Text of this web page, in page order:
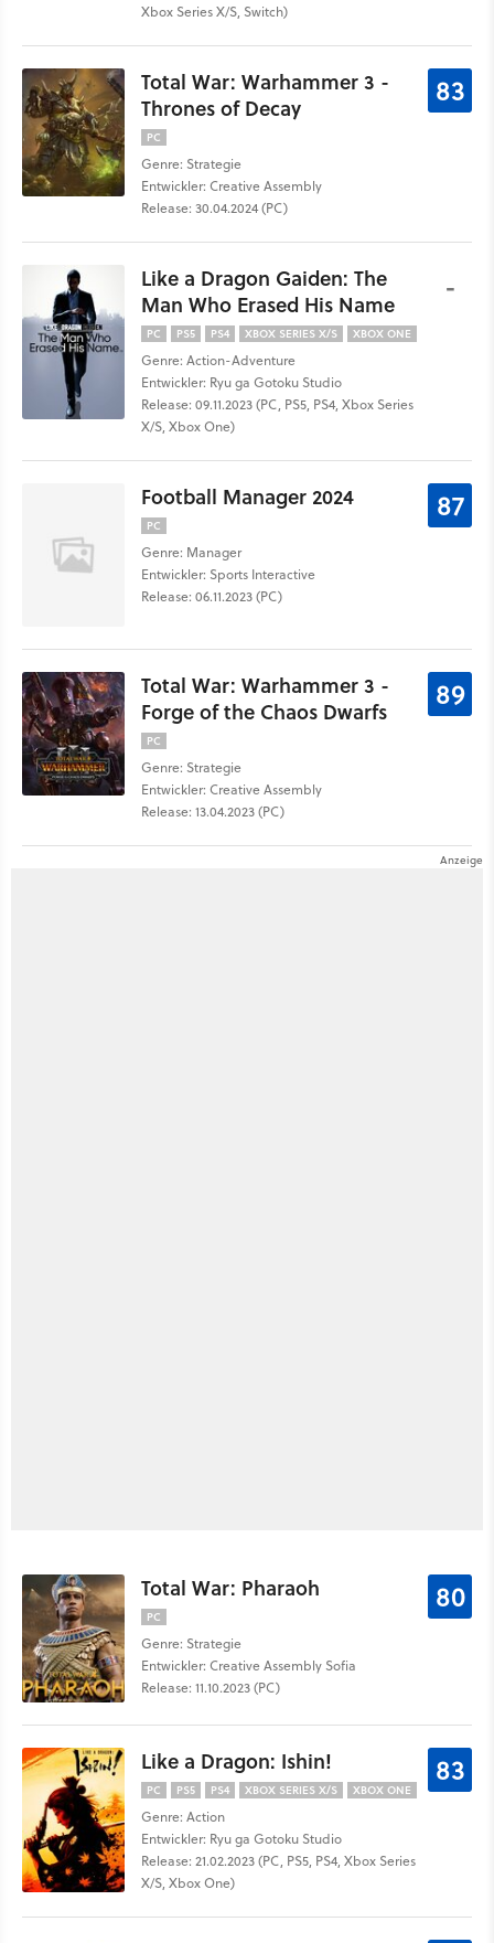
Xbox Series X/S, Switch)
Total War: Warhammer 3 -
Thrones of Decay
PC
Genre: Strategie
Entwickler: Creative Assembly
Release: 30.04.2024 (PC)
83
Like a Dragon Gaiden: The
Man Who Erased His Name
PC PS5 PS4 XBOX SERIES X/S XBOX ONE
Genre: Action-Adventure
Entwickler: Ryu ga Gotoku Studio
Release: 09.11.2023 (PC, PS5, PS4, Xbox Series
X/S, Xbox One)
-
Football Manager 2024
PC
Genre: Manager
Entwickler: Sports Interactive
Release: 06.11.2023 (PC)
87
Total War: Warhammer 3 -
Forge of the Chaos Dwarfs
PC
Genre: Strategie
Entwickler: Creative Assembly
Release: 13.04.2023 (PC)
89
Total War: Pharaoh
PC
Genre: Strategie
Entwickler: Creative Assembly Sofia
Release: 11.10.2023 (PC)
80
Like a Dragon: Ishin!
PC PS5 PS4 XBOX SERIES X/S XBOX ONE
Genre: Action
Entwickler: Ryu ga Gotoku Studio
Release: 21.02.2023 (PC, PS5, PS4, Xbox Series
X/S, Xbox One)
83